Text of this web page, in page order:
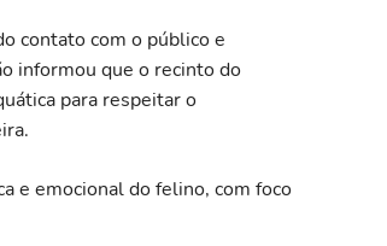
contato com o público e
informou que o recinto do
para respeitar o
e emocional do felino, com foco